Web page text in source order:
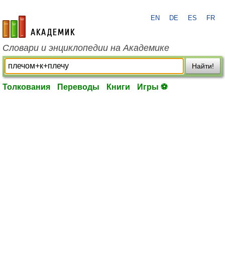
academic.ru
EN DE ES FR
Словари и энциклопедии на Академике
Найти!
Толкования Переводы Книги Игры ⚽